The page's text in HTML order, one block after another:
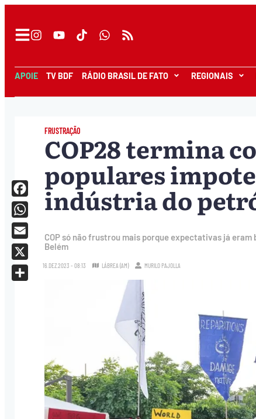
APOIE TV BDF RÁDIO BRASIL DE FATO REGIONAIS
FRUSTRAÇÃO
COP28 termina
populares
indústria do
COP só não frustrou mais porque expectativas já
Belém
16.DEZ.2023 - 08:13 LÁBREA (AM) MURILO PAJOLLA
Facebook
WhatsApp
Email
X